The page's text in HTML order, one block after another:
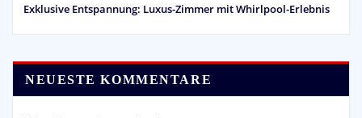
Exklusive Entspannung: Luxus-Zimmer mit Whirlpool-Erlebnis
NEUESTE KOMMENTARE